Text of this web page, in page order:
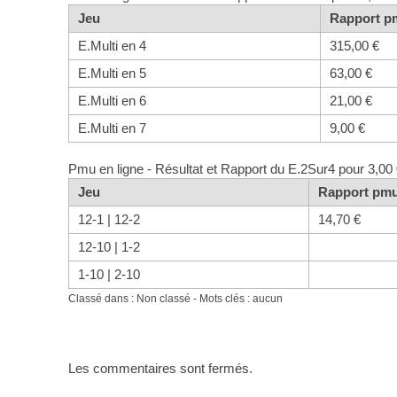
Jeu
Rapport
E.Multi en 4
315,00 €
E.Multi en 5
63,00 €
E.Multi en 6
21,00 €
E.Multi en 7
9,00 €
Pmu en ligne - Résultat et Rapport du E.2Sur4 pour 3,00
Jeu
Rapport
12-1 | 12-2
14,70 €
12-10 | 1-2
1-10 | 2-10
Classé dans : Non classé - Mots clés : aucun
Les commentaires sont fermés.